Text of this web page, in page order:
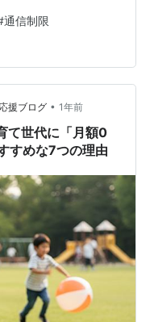
になると通信量を気
。通信制限がかか
何もかもが遅くな
かし、楽天モバイル
から、私のスマホ
信…
通信制限
援ブログ • 1年前
て世代に「月額0
すめな7つの理由